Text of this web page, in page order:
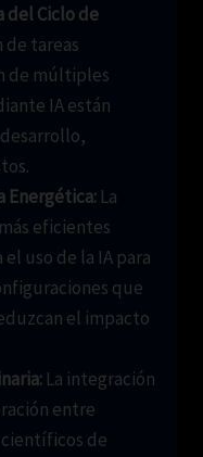
del Ciclo de
de tareas
de múltiples
IA están
Energética: La
eficientes
uso de la IA para
que
el impacto
La integración
entre
de